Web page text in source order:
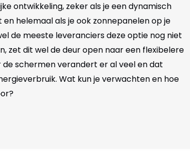
ontwikkeling, zeker als je een dynamisch
helemaal als je ook zonnepanelen op je
de meeste leveranciers deze optie nog niet
zet dit wel de deur open naar een flexibelere
schermen verandert er al veel en dat
Wat kun je verwachten en hoe